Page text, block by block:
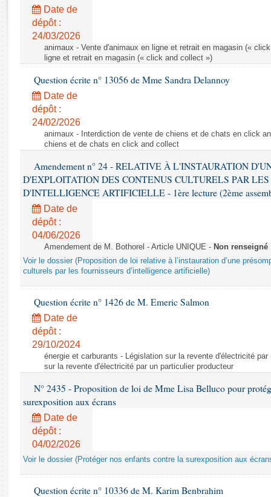
Rapports législatifs
Rapports sur l'application des lois
Baromètre de l’application des lois
Dossiers législatifs
Budget et sécurité sociale
Questions écrites et orales
Comptes rendus des débats
Date de
dépôt :
24/03/2026
animaux - Vente d'animaux en ligne et retrait en magasin («
ligne et retrait en magasin (« click and collect »)
Question écrite n° 13056 de Mme Sandra Delannoy
Date de
dépôt :
24/02/2026
animaux - Interdiction de vente de chiens et de chats en click
chiens et de chats en click and collect
Amendement n° 24 - RELATIVE À L'INSTAURATION
D'EXPLOITATION DES CONTENUS CULTURELS PAR LES
D'INTELLIGENCE ARTIFICIELLE - 1ère lecture (2ème
Date de
dépôt :
04/06/2026
Amendement de M. Bothorel - Article UNIQUE - Non renseigné
Voir le dossier (Proposition de loi relative à l’instauration d’une
culturels par les fournisseurs d’intelligence artificielle)
Question écrite n° 1426 de M. Emeric Salmon
Date de
dépôt :
29/10/2024
énergie et carburants - Législation sur la revente d'électricité
sur la revente d'électricité par un particulier producteur
N° 2435 - Proposition de loi de Mme Lisa Belluco pour
surexposition aux écrans
Date de
dépôt :
04/02/2026
Voir le dossier (Protéger nos enfants contre la surexposition aux
Question écrite n° 10336 de M. Karim Benbrahim